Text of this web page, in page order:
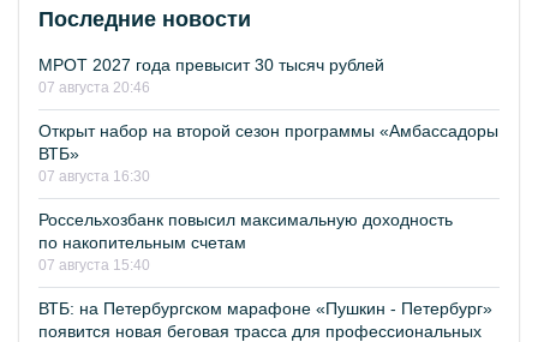
Последние новости
МРОТ 2027 года превысит 30 тысяч рублей
07 августа 20:46
Открыт набор на второй сезон программы «Амбассадоры
ВТБ»
07 августа 16:30
Россельхозбанк повысил максимальную доходность
по накопительным счетам
07 августа 15:40
ВТБ: на Петербургском марафоне «Пушкин - Петербург»
появится новая беговая трасса для профессиональных